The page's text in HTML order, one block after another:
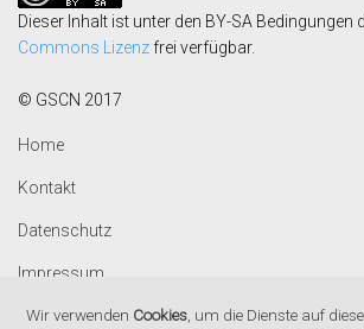
Dieser Inhalt ist unter den BY-SA Bedingungen
Commons Lizenz frei verfügbar.
© GSCN 2017
Home
Kontakt
Datenschutz
Impressum
Wir verwenden Cookies , um die Dienste auf